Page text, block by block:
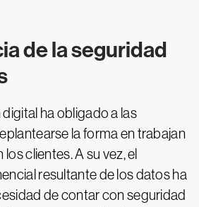
de la seguridad
ha obligado a las
la forma en trabajan
clientes. A su vez, el
resultante de los datos ha
de contar con seguridad